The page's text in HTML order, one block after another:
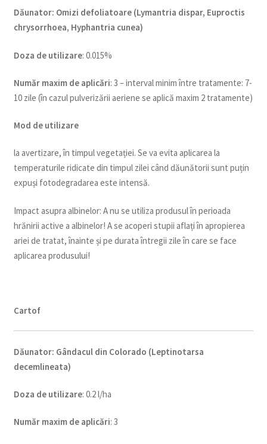
Dăunator: Omizi defoliatoare (Lymantria dispar, Euproctis
chrysorrhoea, Hyphantria cunea)
Doza de utilizare: 0.015%
Număr maxim de aplicări: 3 – interval minim între tratamente: 7-
10 zile (în cazul pulverizării aeriene se aplică maxim 2 tratamente)
Mod de utilizare
la avertizare, în timpul vegetației. Se va evita aplicarea la
temperaturile ridicate din timpul zilei când dăunătorii sunt puțin
expuși fotodegradarea este intensă.
Impact asupra albinelor: A nu se utiliza produsul în perioada
hrănirii active a albinelor! A se acoperi stupii aflați în apropierea
ariei de tratat, înainte și pe durata întregii zile în care se face
aplicarea produsului!
Cartof
Dăunator: Gândacul din Colorado (Leptinotarsa
decemlineata)
Doza de utilizare: 0.2 l/ha
Număr maxim de aplicări: 3